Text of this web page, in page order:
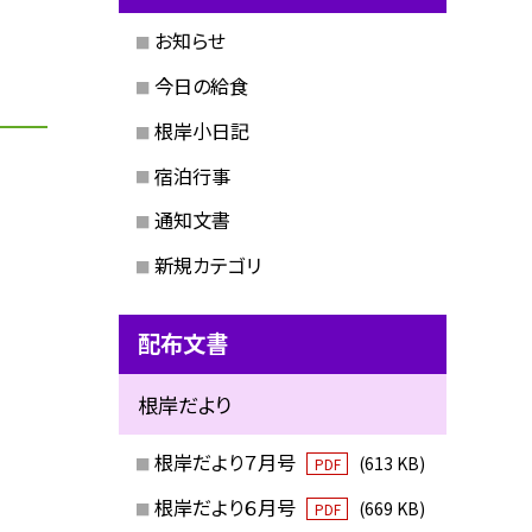
お知らせ
今日の給食
根岸小日記
宿泊行事
通知文書
新規カテゴリ
配布文書
根岸だより
根岸だより７月号 PDF (613 KB)
根岸だより６月号 PDF (669 KB)